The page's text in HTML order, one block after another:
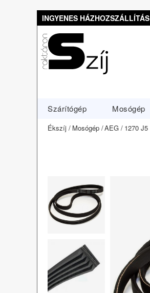
INGYENES HÁZHOZSZÁLLÍTÁS
Szárítógép Mosógép
Ékszíj Mosógép AEG 1270 J5